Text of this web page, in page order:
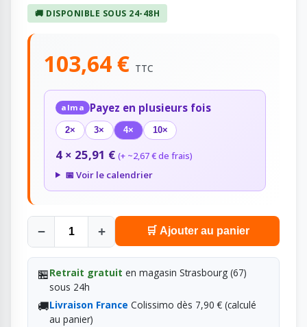
🚚 DISPONIBLE SOUS 24-48H
103,64 € TTC
alma Payez en plusieurs fois
2× 3× 4× 10×
4 × 25,91 € (+ ~2,67 € de frais)
📅 Voir le calendrier
− + 🛒 Ajouter au panier
🏪Retrait gratuit en magasin Strasbourg (67)
sous 24h
🚚Livraison France Colissimo dès 7,90 € (calculé
au panier)